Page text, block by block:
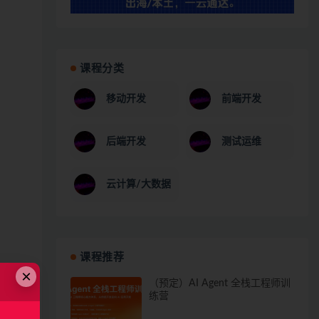
课程分类
移动开发 前端开发
后端开发 测试运维
云计算/大数据
课程推荐
（预定）AI Agent 全栈工程师训
练营
×